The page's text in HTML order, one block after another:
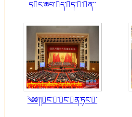
དང་ཆབ་ད་ད་་ན་་
༄༅།།ང་་ང་ན་ཏང་་